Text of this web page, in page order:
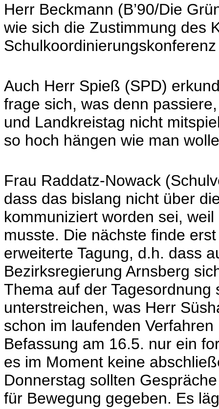
Herr Beckmann (B’90/Die
wie sich die Zustimmung des
Auch Herr Spieß (SPD)
frage sich, was denn
und Landkreistag nicht
so hoch hängen wie man
Frau Raddatz-Nowack
dass das bislang nicht über
kommuniziert worden sei,
musste. Die nächste finde
erweiterte Tagung, d.h. dass
Bezirksregierung Arnsberg
Thema auf der
unterstreichen, was Herr
schon im laufenden
Befassung am 16.5. nur ein
es im Moment keine
Donnerstag sollten
für Bewegung gegeben. Es